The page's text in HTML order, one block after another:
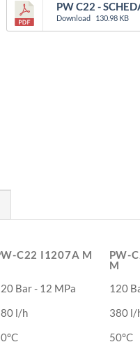
PW C22 -
Download 130.98 KB
C22 I1207A M
PW-
M
M
Bar - 12 MPa 120
l/h 380 l/
50°C